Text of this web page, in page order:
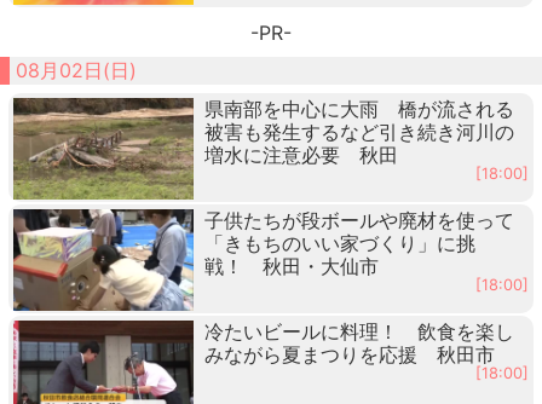
-PR-
08月02日(日)
県南部を中心に大雨 橋が流される
被害も発生するなど引き続き河川の
増水に注意必要 秋田
[18:00]
子供たちが段ボールや廃材を使って
「きもちのいい家づくり」に挑
戦！ 秋田・大仙市
[18:00]
冷たいビールに料理！ 飲食を楽し
みながら夏まつりを応援 秋田市
[18:00]